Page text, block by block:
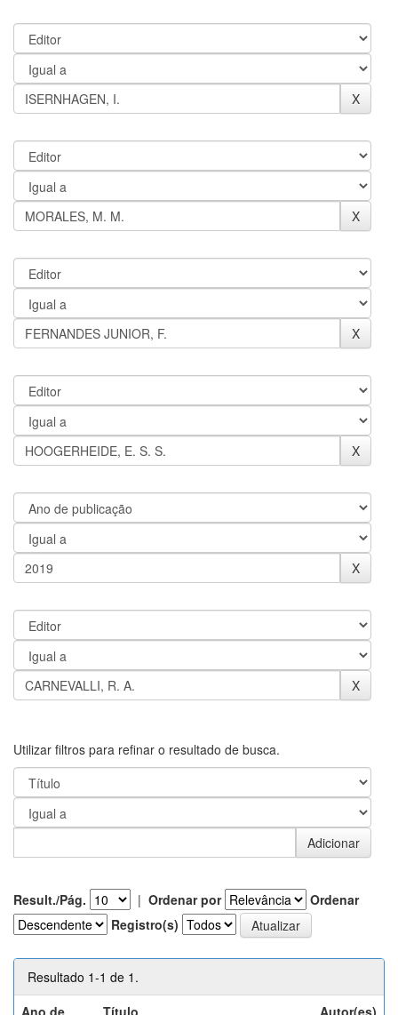
Utilizar filtros para refinar o resultado de busca.
Result./Pág. | Ordenar por
Ordenar
Registro(s)
Resultado 1-1 de 1.
Ano de
Título Autor(es)